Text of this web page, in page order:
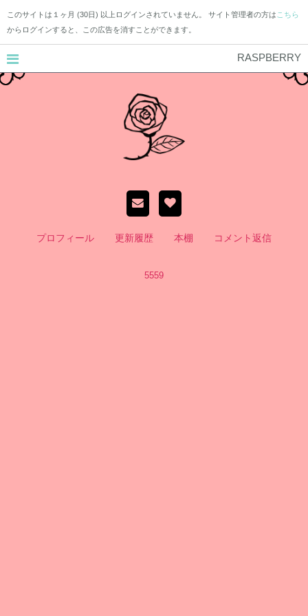
このサイトは１ヶ月 (30日) 以上ログインされていません。 サイト管理者の方は こちら
からログインすると、この広告を消すことができます。
RASPBERRY
プロフィール 更新履歴 本棚 コメント返信
5559